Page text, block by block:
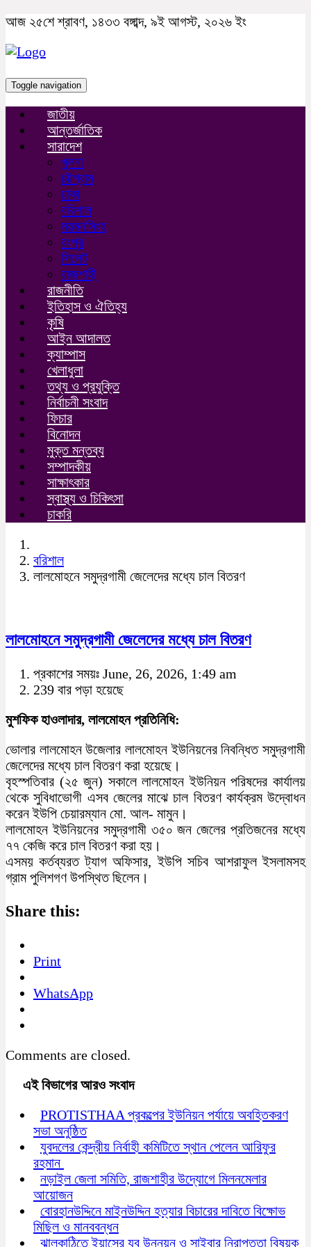
আজ ২৫শে শ্রাবণ, ১৪৩৩ বঙ্গাব্দ, ৯ই আগস্ট, ২০২৬ ইং
Toggle navigation
জাতীয়
আন্তর্জাতিক
সারাদেশ
খুলনা
চট্টগ্রাম
ঢাকা
বরিশাল
ময়মনসিংহ
রংপুর
সিলেট
রাজশাহী
রাজনীতি
ইতিহাস ও ঐতিহ্য
কৃষি
আইন আদালত
ক্যাম্পাস
খেলাধুলা
তথ্য ও প্রযুক্তি
নির্বাচনী সংবাদ
ফিচার
বিনোদন
মুক্ত মন্তব্য
সম্পাদকীয়
সাক্ষাৎকার
স্বাস্থ্য ও চিকিৎসা
চাকরি
বরিশাল
লালমোহনে সমুদ্রগামী জেলেদের মধ্যে চাল বিতরণ
লালমোহনে সমুদ্রগামী জেলেদের মধ্যে চাল বিতরণ
প্রকাশের সময়ঃ June, 26, 2026, 1:49 am
239 বার পড়া হয়েছে
মুশফিক হাওলাদার, লালমোহন প্রতিনিধি:
ভোলার লালমোহন উজেলার লালমোহন ইউনিয়নের নিবন্ধিত সমুদ্রগামী
জেলেদের মধ্যে চাল বিতরণ করা হয়েছে।
বৃহস্পতিবার (২৫ জুন) সকালে লালমোহন ইউনিয়ন পরিষদের কার্যালয়
থেকে সুবিধাভোগী এসব জেলের মাঝে চাল বিতরণ কার্যক্রম উদ্বোধন
করেন ইউপি চেয়ারম্যান মো. আল- মামুন।
লালমোহন ইউনিয়নের সমুদ্রগামী ৩৫০ জন জেলের প্রতিজনের মধ্যে
৭৭ কেজি করে চাল বিতরণ করা হয়।
এসময় কর্তব্যরত ট্যাগ অফিসার, ইউপি সচিব আশরাফুল ইসলামসহ
গ্রাম পুলিশগণ উপস্থিত ছিলেন।
Share this:
Print
WhatsApp
Comments are closed.
এই বিভাগের আরও সংবাদ
PROTISTHAA প্রকল্পের ইউনিয়ন পর্যায়ে অবহিতকরণ
সভা অনুষ্ঠিত
যুবদলের কেন্দ্রীয় নির্বাহী কমিটিতে স্থান পেলেন আরিফুর
রহমান
নড়াইল জেলা সমিতি, রাজশাহীর উদ্যোগে মিলনমেলার
আয়োজন
বোরহানউদ্দিনে মাইনউদ্দিন হত্যার বিচারের দাবিতে বিক্ষোভ
মিছিল ও মানববন্ধন
ঝালকাঠিতে ইয়াসের যুব উন্নয়ন ও সাইবার নিরাপত্তা বিষয়ক